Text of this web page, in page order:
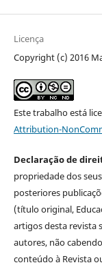
Licença
Copyright (c) 2016
Este trabalho está
Attribution-
Declaração de
propriedade dos
posteriores
(título original,
artigos desta revista
autores, não
conteúdo à Revista